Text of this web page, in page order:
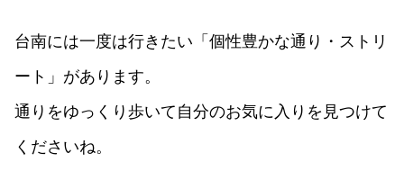
台南には一度は行きたい「個性豊かな通り・ストリ
ート」があります。
通りをゆっくり歩いて自分のお気に入りを見つけて
くださいね。